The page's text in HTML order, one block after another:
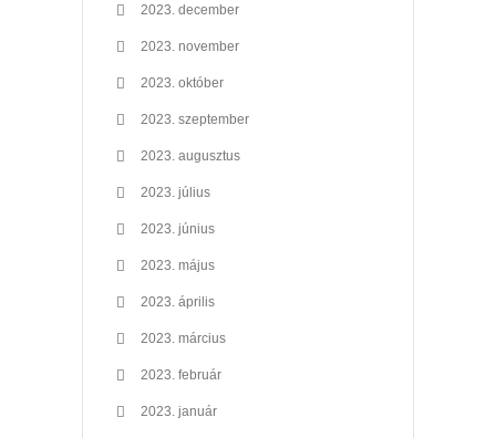
2023. december
2023. november
2023. október
2023. szeptember
2023. augusztus
2023. július
2023. június
2023. május
2023. április
2023. március
2023. február
2023. január